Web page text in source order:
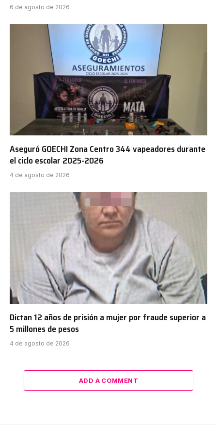
6 de agosto de 2026
Aseguró GOECHI Zona Centro 344 vapeadores durante
el ciclo escolar 2025-2026
4 de agosto de 2026
Dictan 12 años de prisión a mujer por fraude superior a
5 millones de pesos
4 de agosto de 2026
ADD A COMMENT